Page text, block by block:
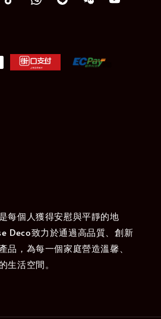
每個人獲得安慰與平靜的地
Deco致力於通過高品質、創新
品，為每一個家庭營造溫馨、
生活空間。